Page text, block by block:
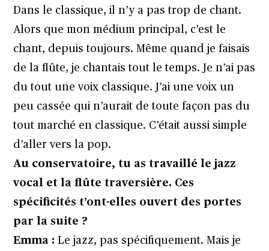
Dans le classique, il n’y a pas trop de chant.
Alors que mon médium principal, c’est le
chant, depuis toujours. Même quand je faisais
de la flûte, je chantais tout le temps. Je n’ai pas
du tout une voix classique. J’ai une voix un
peu cassée qui n’aurait de toute façon pas du
tout marché en classique. C’était aussi simple
d’aller vers la pop.
Au conservatoire, tu as travaillé le jazz
vocal et la flûte traversière. Ces
spécificités t’ont-elles ouvert des portes
par la suite ?
Emma : Le jazz, pas spécifiquement. Mais je